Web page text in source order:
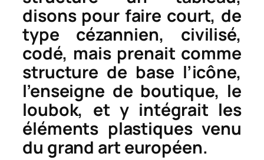
disons pour faire court, de
type cézannien, civilisé,
codé, mais prenait comme
structure de base l’icône,
l’enseigne de boutique, le
loubok, et y intégrait les
éléments plastiques venu
du grand art européen.